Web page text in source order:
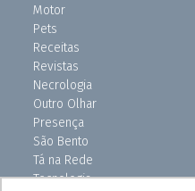
Motor
Pets
Receitas
Revistas
Necrologia
Outro Olhar
Presença
São Bento
Tá na Rede
Tecnologia